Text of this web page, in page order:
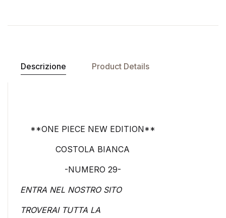
Descrizione Product Details
**ONE PIECE NEW EDITION**
COSTOLA BIANCA
-NUMERO 29-
ENTRA NEL NOSTRO SITO
TROVERAI TUTTA LA